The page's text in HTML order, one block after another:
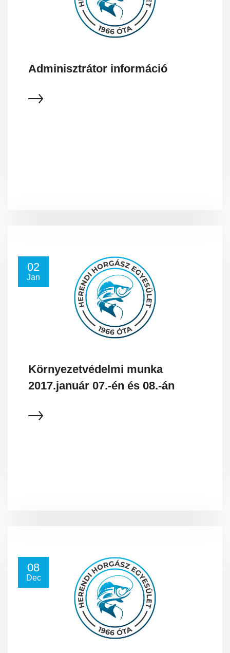
Adminisztrátor információ
02
Jan
Környezetvédelmi munka
2017.január 07.-én és 08.-án
08
Dec